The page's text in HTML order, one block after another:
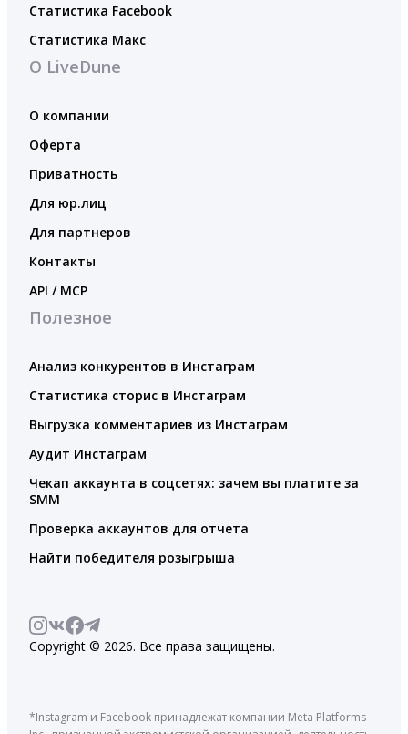
Статистика Facebook
Статистика Макс
О LiveDune
О компании
Оферта
Приватность
Для юр.лиц
Для партнеров
Контакты
API / MCP
Полезное
Анализ конкурентов в Инстаграм
Статистика сторис в Инстаграм
Выгрузка комментариев из Инстаграм
Аудит Инстаграм
Чекап аккаунта в соцсетях: зачем вы платите за
SMM
Проверка аккаунтов для отчета
Найти победителя розыгрыша
Copyright © 2026. Все права защищены.
*Instagram и Facebook принадлежат компании Meta Platforms